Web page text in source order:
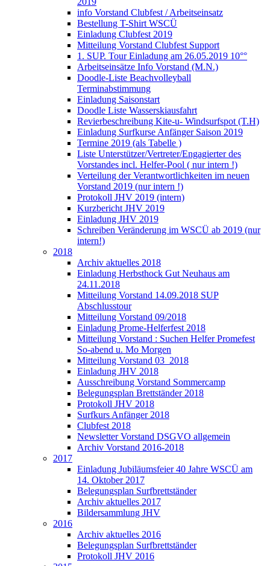
info Vorstand Clubfest / Arbeitseinsatz
Bestellung T-Shirt WSCÜ
Einladung Clubfest 2019
Mitteilung Vorstand Clubfest Support
1. SUP. Tour Einladung am 26.05.2019 10°°
Arbeitseinsätze Info Vorstand (M.N.)
Doodle-Liste Beachvolleyball
Terminabstimmung
Einladung Saisonstart
Doodle Liste Wasserskiausfahrt
Revierbeschreibung Kite-u- Windsurfspot (T.H)
Einladung Surfkurse Anfänger Saison 2019
Termine 2019 (als Tabelle )
Liste Unterstützer/Vertreter/Engagierter des
Vorstandes incl. Helfer-Pool ( nur intern !)
Verteilung der Verantwortlichkeiten im neuen
Vorstand 2019 (nur intern !)
Protokoll JHV 2019 (intern)
Kurzbericht JHV 2019
Einladung JHV 2019
Schreiben Veränderung im WSCÜ ab 2019 (nur
intern!)
2018
Archiv aktuelles 2018
Einladung Herbsthock Gut Neuhaus am
24.11.2018
Mitteilung Vorstand 14.09.2018 SUP
Abschlusstour
Mitteilung Vorstand 09/2018
Einladung Prome-Helferfest 2018
Mitteilung Vorstand : Suchen Helfer Promefest
So-abend u. Mo Morgen
Mitteilung Vorstand 03_2018
Einladung JHV 2018
Ausschreibung Vorstand Sommercamp
Belegungsplan Brettständer 2018
Protokoll JHV 2018
Surfkurs Anfänger 2018
Clubfest 2018
Newsletter Vorstand DSGVO allgemein
Archiv Vorstand 2016-2018
2017
Einladung Jubiläumsfeier 40 Jahre WSCÜ am
14. Oktober 2017
Belegungsplan Surfbrettständer
Archiv aktuelles 2017
Bildersammlung JHV
2016
Archiv aktuelles 2016
Belegungsplan Surfbrettständer
Protokoll JHV 2016